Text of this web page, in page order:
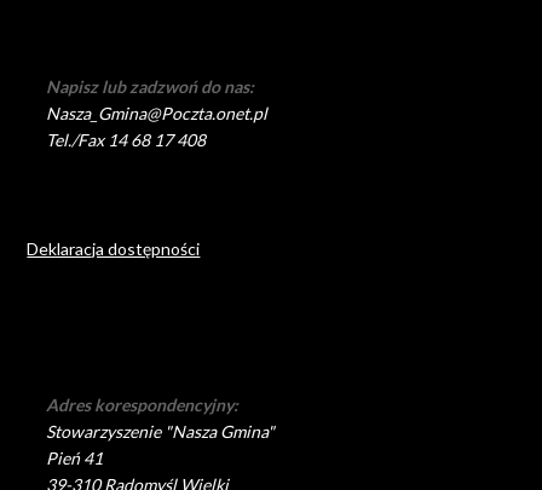
Napisz lub zadzwoń do nas:
Nasza_Gmina@Poczta.onet.pl
Tel./Fax 14 68 17 408
Deklaracja dostępności
Adres korespondencyjny:
Stowarzyszenie "Nasza Gmina"
Pień 41
39-310 Radomyśl Wielki